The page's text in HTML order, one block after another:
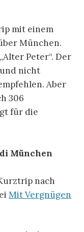
mit einem
München.
Peter“. Der
nicht
Aber
306
für die
München
nach
Mit Vergnügen